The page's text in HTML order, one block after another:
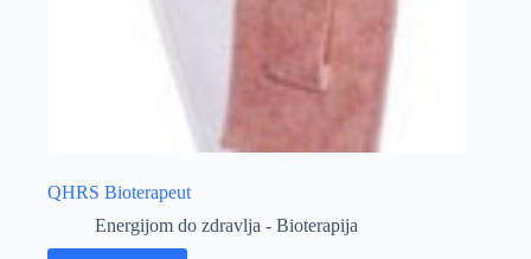
QHRS Bioterapeut
Energijom do zdravlja - Bioterapija